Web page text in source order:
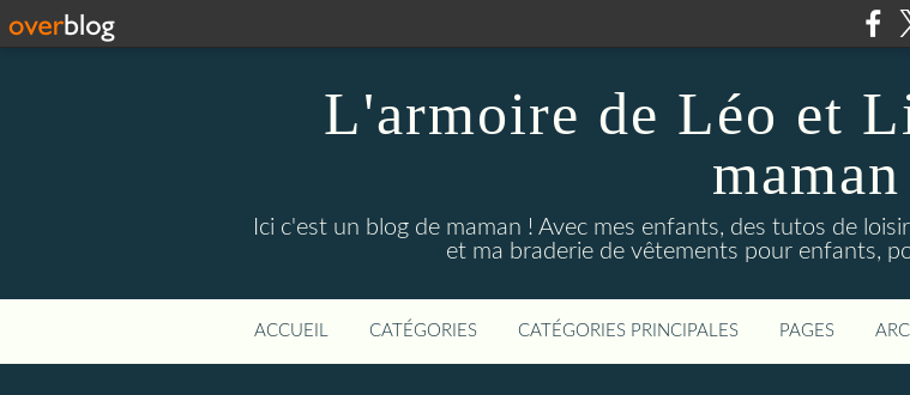
L'armoire de Léo et
maman
Ici c'est un blog de maman ! Avec mes enfants, des tutos de
et ma braderie de vêtements pour enfants,
ACCUEIL CATÉGORIES CATÉGORIES PRINCIPALES PAGES